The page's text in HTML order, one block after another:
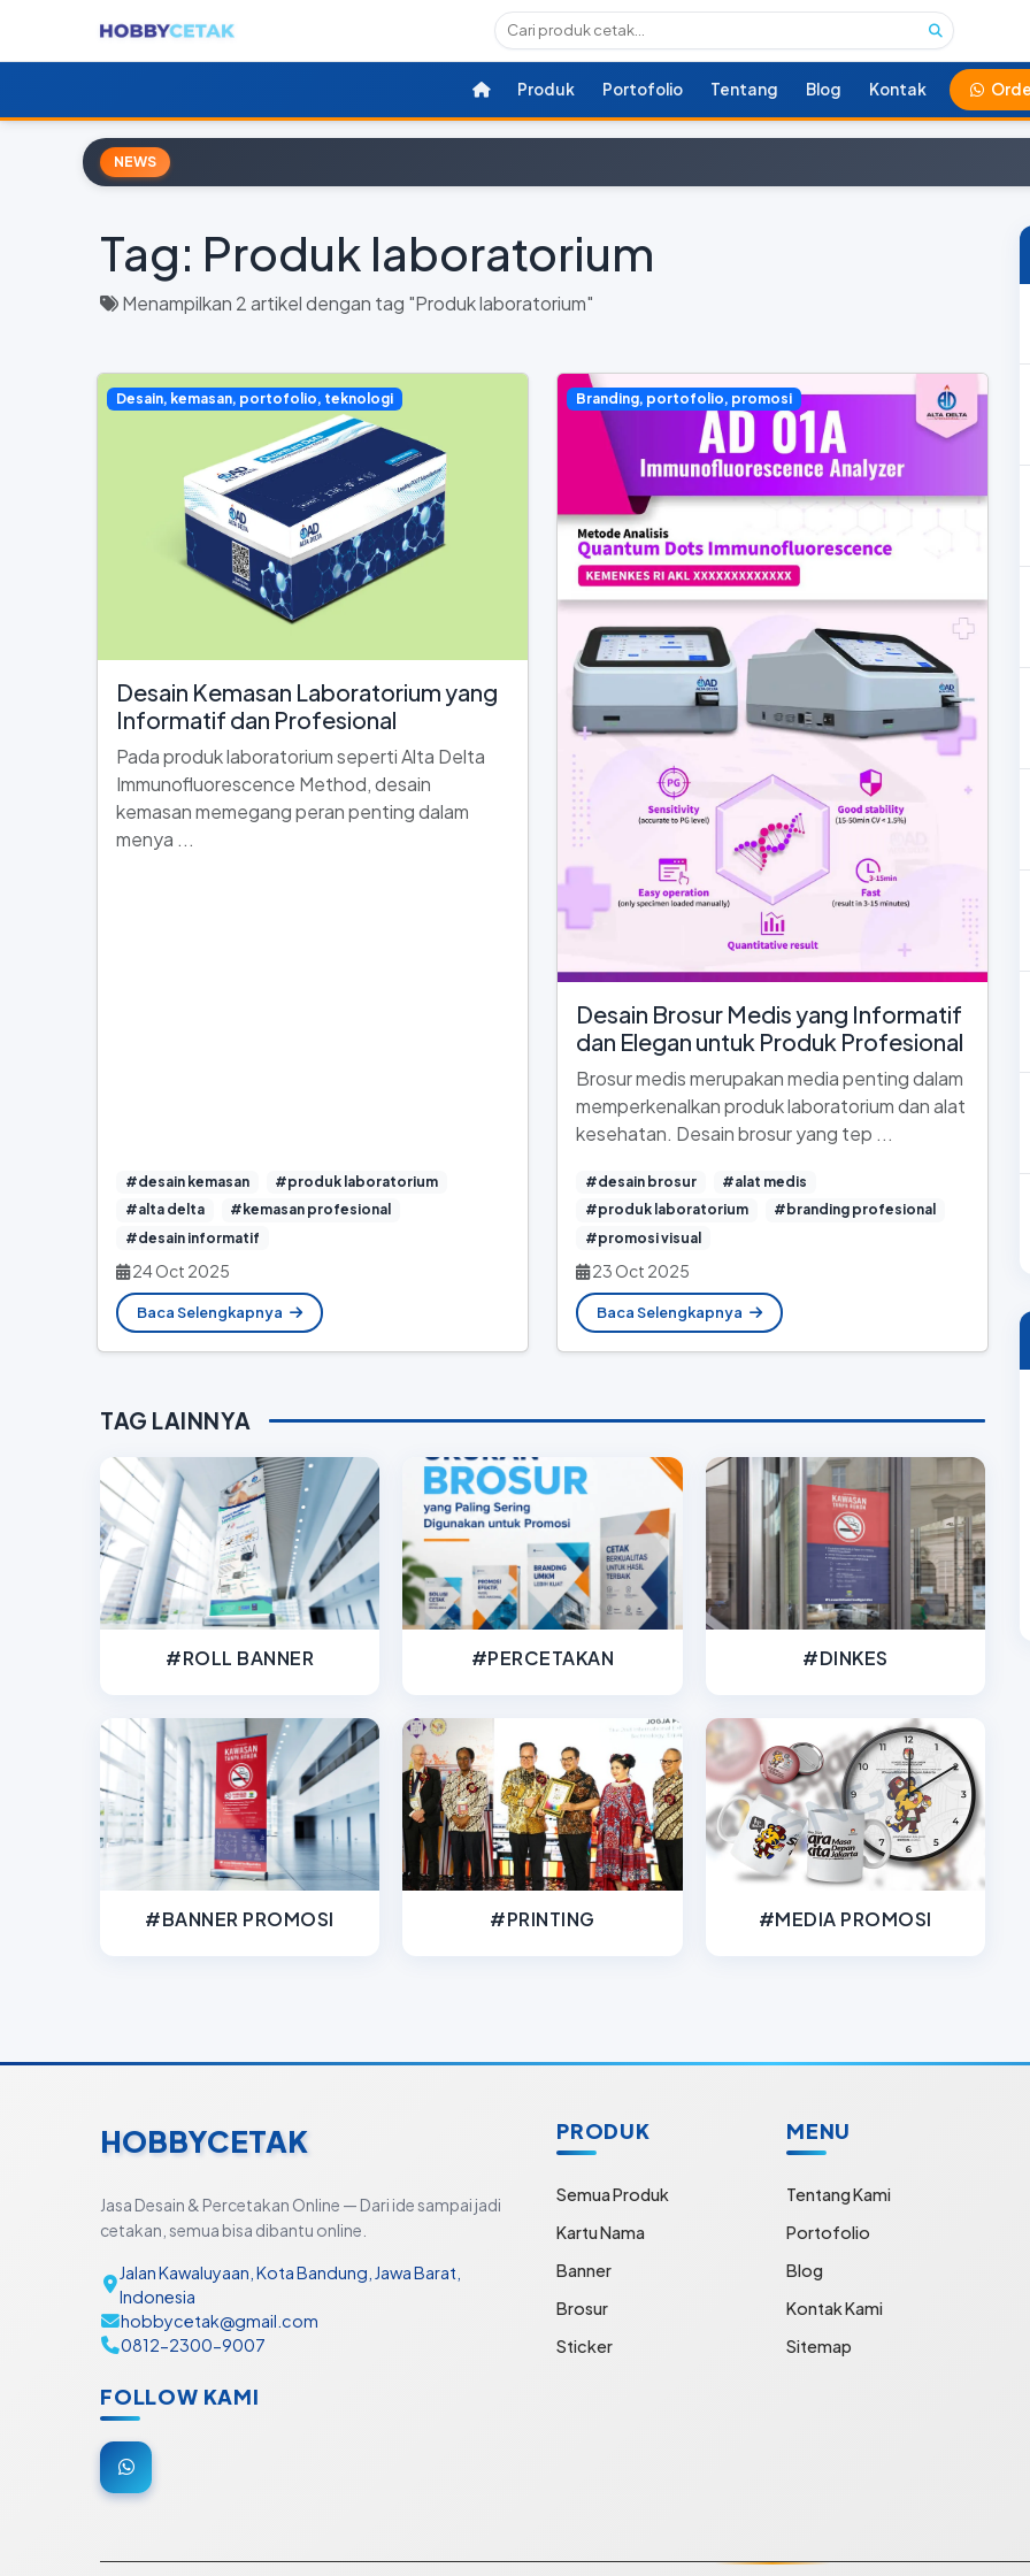
Produk Portofolio Tentang Blog Kontak
NEWS
Tag: Produk laboratorium
Menampilkan 2 artikel dengan tag "Produk laboratorium"
Desain, kemasan, portofolio, teknologi
Desain Kemasan Laboratorium yang
Informatif dan Profesional
Pada produk laboratorium seperti Alta Delta
Immunofluorescence Method, desain
kemasan memegang peran penting dalam
menya ...
#desain kemasan
#produk laboratorium
#alta delta
#kemasan profesional
#desain informatif
24 Oct 2025
Baca Selengkapnya
Branding, portofolio, promosi
Desain Brosur Medis yang Informatif
dan Elegan untuk Produk Profesional
Brosur medis merupakan media penting dalam
memperkenalkan produk laboratorium dan alat
kesehatan. Desain brosur yang tep ...
#desain brosur
#alat medis
#produk laboratorium
#branding profesional
#promosi visual
23 Oct 2025
Baca Selengkapnya
TAG LAINNYA
#ROLL BANNER #PERCETAKAN #DINKES
#BANNER PROMOSI #PRINTING #MEDIA PROMOSI
HOBBYCETAK
Jasa Desain & Percetakan Online — Dari ide sampai jadi
cetakan, semua bisa dibantu online.
Jalan Kawaluyaan, Kota Bandung, Jawa Barat,
Indonesia
hobbycetak@gmail.com
0812-2300-9007
FOLLOW KAMI
PRODUK
Semua Produk
Kartu Nama
Banner
Brosur
Sticker
MENU
Tentang Kami
Portofolio
Blog
Kontak Kami
Sitemap